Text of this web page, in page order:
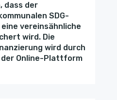
dass der
SDG-
vereinsähnliche
wird. Die
wird durch
Online-Plattform